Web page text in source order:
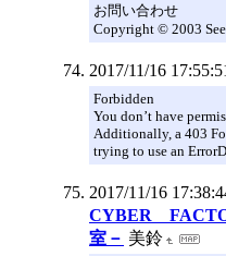
お問い合わせ
Copyright © 2003
2017/11/16
Forbidden
You don’t have
Additionally, a 403
trying to use an
2017/11/16
CYBER
室－ 美鈴